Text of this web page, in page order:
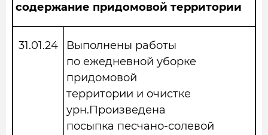
содержание придомовой территории
31.01.24
Выполнены работы
по ежедневной уборке
придомовой
территории и очистке
урн.Произведена
посыпка песчано-солевой